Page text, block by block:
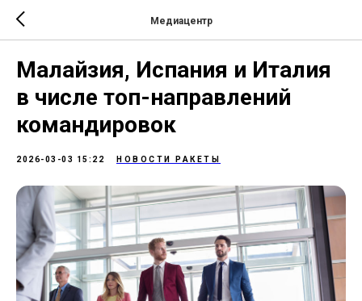
Медиацентр
Малайзия, Испания и Италия
в числе топ-направлений
командировок
2026-03-03 15:22 НОВОСТИ РАКЕТЫ